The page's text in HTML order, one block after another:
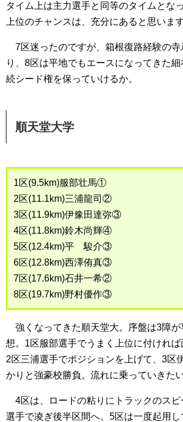
タイム上は主力選手と同等のタイムとな
上位のチャンスは、充分にあると思います
7区迷ったのですが、箱根復路経験の寺
り、8区は平地でもエースになってきた
続シード権を保っていけるか。
順天堂大学
1区(9.5km)服部壮馬①
2区(11.1km)三浦龍司②
3区(11.9km)伊豫田達弥③
4区(11.8km)鈴木尚輝④
5区(12.4km)平 駿介③
6区(12.8km)西澤侑真③
7区(17.6km)石井一希②
8区(19.7km)野村優作③
強くなってきた順天堂大。序盤は3障が
想。1区服部選手でうまく上位に付ければ
2区三浦選手でポジションを上げて、3区
かりと強豪校勝負。流れに乗っていきたい
4区は、ロードの粘りにトラックのスピ
選手で凌ぎ後半区間へ。5区は一度起用